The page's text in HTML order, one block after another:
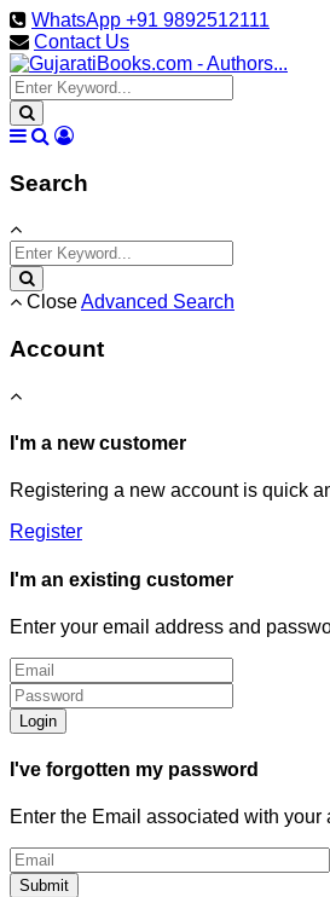
WhatsApp +91 9892512111
Contact Us
Search
CloseAdvanced Search
Account
I'm a new customer
Registering a new account is quick
Register
I'm an existing customer
Enter your email address and
Login
I've forgotten my password
Enter the Email associated with
Submit